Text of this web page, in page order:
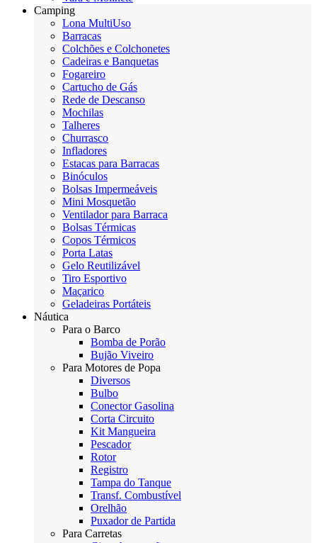
Camping
Lona MultiUso
Barracas
Colchões e Colchonetes
Cadeiras e Banquetas
Fogareiro
Cartucho de Gás
Rede de Descanso
Mochilas
Talheres
Churrasco
Infladores
Estacas para Barracas
Binóculos
Bolsas Impermeáveis
Mini Mosquetão
Ventilador para Barraca
Bolsas Térmicas
Copos Térmicos
Porta Latas
Gelo Reutilizável
Tiro Esportivo
Maçarico
Geladeiras Portáteis
Náutica
Para o Barco
Bomba de Porão
Bujão Viveiro
Para Motores de Popa
Diversos
Bulbo
Conector Gasolina
Corta Circuito
Kit Mangueira
Pescador
Rotor
Registro
Tampa do Tanque
Transf. Combustível
Orelhão
Puxador de Partida
Para Carretas